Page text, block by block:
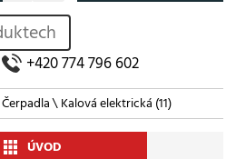
+420 774 796 602
Čerpadla\Kalová elektrická (11)
ÚVOD